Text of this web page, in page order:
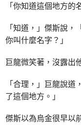
「你知道這個地方的
「知道，」傑斯說
你叫什麼名字？」
巨龍微笑著，沒露出
「合理，」巨龍說
了這個地方。」
傑斯以為烏金很早以